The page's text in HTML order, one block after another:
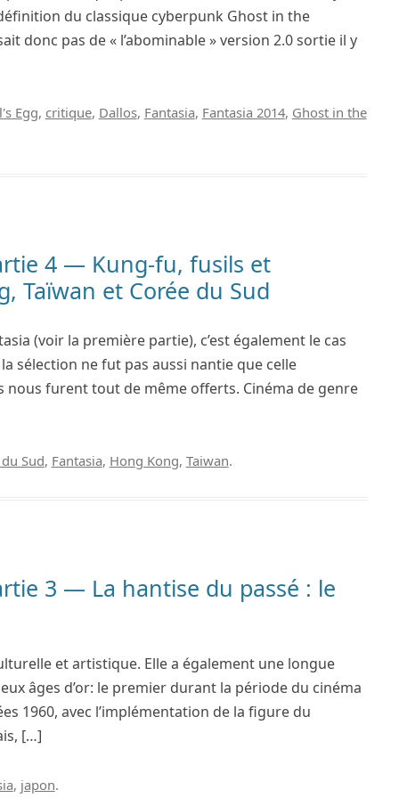
du classique cyberpunk Ghost in the
donc pas de « l’abominable » version 2.0 sortie il y
Egg, critique, Dallos, Fantasia, Fantasia 2014, Ghost in the
4 — Kung-fu, fusils et
Taïwan et Corée du Sud
(voir la première partie), c’est également le cas
sélection ne fut pas aussi nantie que celle
furent tout de même offerts. Cinéma de genre
Sud, Fantasia, Hong Kong, Taiwan.
3 — La hantise du passé : le
et artistique. Elle a également une longue
âges d’or: le premier durant la période du cinéma
1960, avec l’implémentation de la figure du
[…]
, japon.